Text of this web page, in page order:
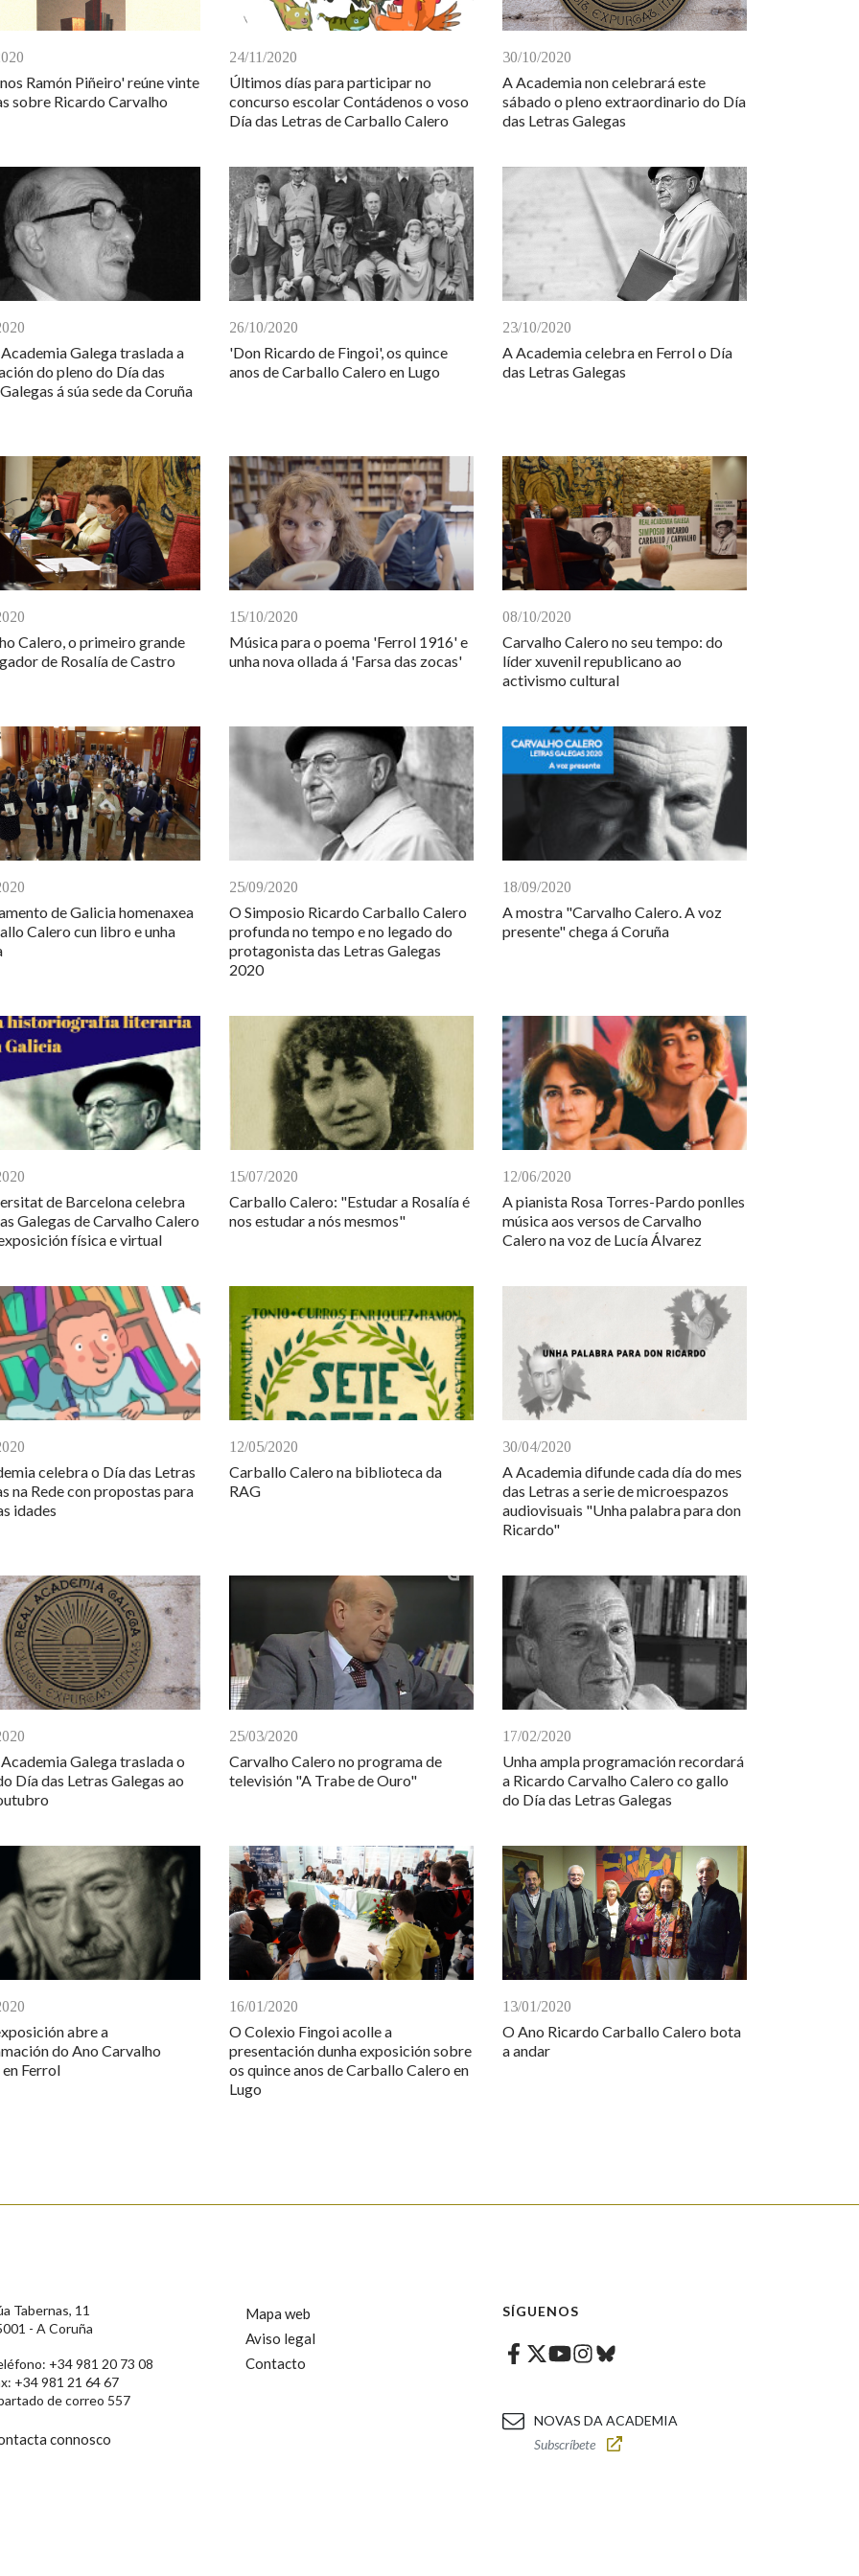
Ramón Piñeiro' reúne vinte
sobre Ricardo Carvalho
24/11/2020
Últimos días para participar no
concurso escolar Contádenos o voso
Día das Letras de Carballo Calero
30/10/2020
A Academia non celebrará este
sábado o pleno extraordinario do Día
das Letras Galegas
Galega traslada a
do pleno do Día das
á súa sede da Coruña
26/10/2020
'Don Ricardo de Fingoi', os quince
anos de Carballo Calero en Lugo
23/10/2020
A Academia celebra en Ferrol o Día
das Letras Galegas
Calero, o primeiro grande
de Rosalía de Castro
15/10/2020
Música para o poema 'Ferrol 1916' e
unha nova ollada á 'Farsa das zocas'
08/10/2020
Carvalho Calero no seu tempo: do
líder xuvenil republicano ao
activismo cultural
de Galicia homenaxea
Calero cun libro e unha
25/09/2020
O Simposio Ricardo Carballo Calero
profunda no tempo e no legado do
protagonista das Letras Galegas
2020
18/09/2020
A mostra "Carvalho Calero. A voz
presente" chega á Coruña
de Barcelona celebra
Galegas de Carvalho Calero
física e virtual
15/07/2020
Carballo Calero: "Estudar a Rosalía é
nos estudar a nós mesmos"
12/06/2020
A pianista Rosa Torres-Pardo ponlles
música aos versos de Carvalho
Calero na voz de Lucía Álvarez
celebra o Día das Letras
na Rede con propostas para
idades
12/05/2020
Carballo Calero na biblioteca da
RAG
30/04/2020
A Academia difunde cada día do mes
das Letras a serie de microespazos
audiovisuais "Unha palabra para don
Ricardo"
Galega traslada o
Día das Letras Galegas ao
25/03/2020
Carvalho Calero no programa de
televisión "A Trabe de Ouro"
17/02/2020
Unha ampla programación recordará
a Ricardo Carvalho Calero co gallo
do Día das Letras Galegas
abre a
do Ano Carvalho
Ferrol
16/01/2020
O Colexio Fingoi acolle a
presentación dunha exposición sobre
os quince anos de Carballo Calero en
Lugo
13/01/2020
O Ano Ricardo Carballo Calero bota
a andar
Tabernas, 11
- A Coruña
+34 981 20 73 08
+34 981 21 64 67
de correo 557
connosco
Mapa web
Aviso legal
Contacto
SÍGUENOS
Facebook
Twitter
Youtube
Instagram
Bluesky
NOVAS DA ACADEMIA
Subscríbete